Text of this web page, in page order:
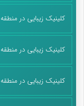
کلینیک زیبایی در منطقه 8
کلینیک زیبایی در منطقه 9
کلینیک زیبایی در منطقه 10